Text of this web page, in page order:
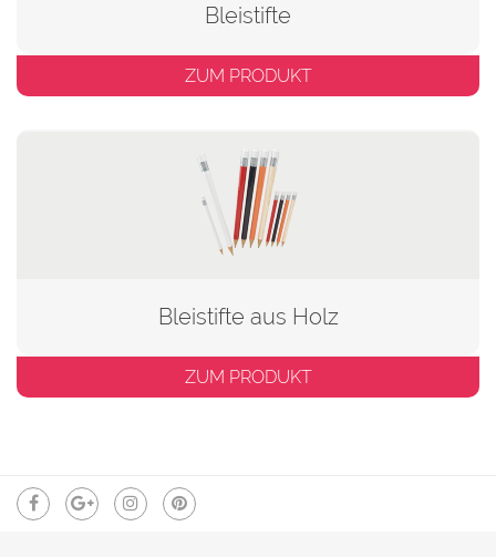
Bleistifte
ZUM PRODUKT
Bleistifte aus Holz
ZUM PRODUKT